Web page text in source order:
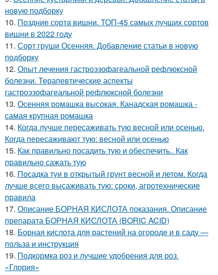
новую подборку
10. Поздние сорта вишни. ТОП-45 самых лучших сортов
вишни в 2022 году
11. Сорт груши Осенняя. Добавление статьи в новую
подборку
12. Опыт лечения гастроэзофагеальной рефлюксной
болезни. Терапевтические аспекты
гастроэзофагеальной рефлюксной болезни
13. Осенняя ромашка высокая. Канадская ромашка -
самая крупная ромашка
14. Когда лучше пересаживать тую весной или осенью.
Когда пересаживают тую: весной или осенью
15. Как правильно посадить тую и обеспечить.. Как
правильно сажать тую
16. Посадка туи в открытый грунт весной и летом. Когда
лучше всего высаживать тую: сроки, агротехнические
правила
17. Описание БОРНАЯ КИСЛОТА показания. Описание
препарата БОРНАЯ КИСЛОТА (BORIC ACID)
18. Борная кислота для растений на огороде и в саду —
польза и инструкция
19. Подкормка роз и лучшие удобрения для роз.
«Глория»